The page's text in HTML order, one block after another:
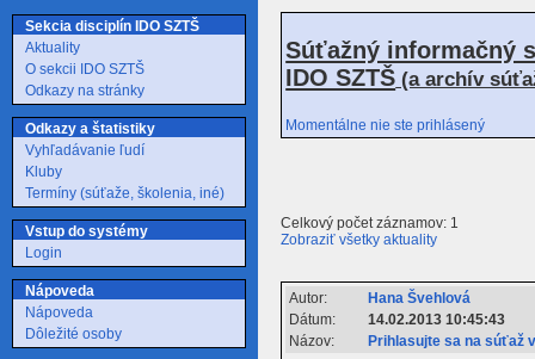
Sekcia disciplín IDO SZTŠ
Aktuality
O sekcii IDO SZTŠ
Odkazy na stránky
Odkazy a štatistiky
Vyhľadávanie ľudí
Kluby
Termíny (súťaže, školenia, iné)
Vstup do systémy
Login
Nápoveda
Nápoveda
Dôležité osoby
Súťažný informačný
IDO SZTŠ (a archív
Momentálne nie ste prihlásený
Celkový počet záznamov: 1
Zobraziť všetky aktuality
Autor:
Hana Švehlová
Dátum:
14.02.2013 10:45:43
Názov:
Prihlasujte sa na súťaž